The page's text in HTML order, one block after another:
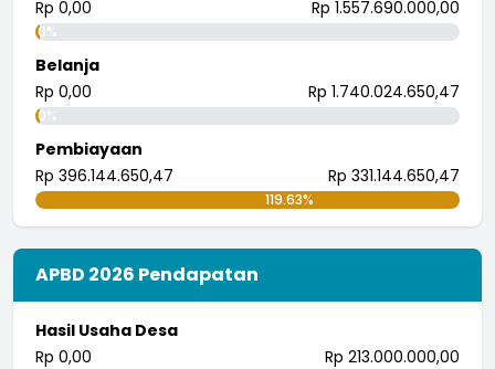
...selengkapnya
25 Juli 2018 09:30:04
Rp 0,00
Rp 1.557.690.000,00
0%
Belanja
Rp 0,00
Rp 1.740.024.650,47
0%
Pembiayaan
Rp 396.144.650,47
Rp 331.144.650,47
119.63%
APBD 2026 Pendapatan
Hasil Usaha Desa
Rp 0,00
Rp 213.000.000,00